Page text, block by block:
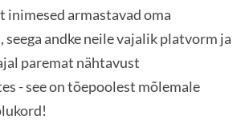
inimesed armastavad oma
seega andke neile vajalik platvorm ja
paremat nähtavust
- see on tõepoolest mõlemale